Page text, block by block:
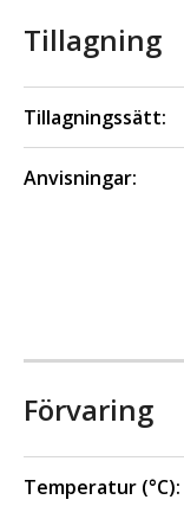
Tillagning
Tillagningssätt:
Anvisningar:
Förvaring
Temperatur (°C):